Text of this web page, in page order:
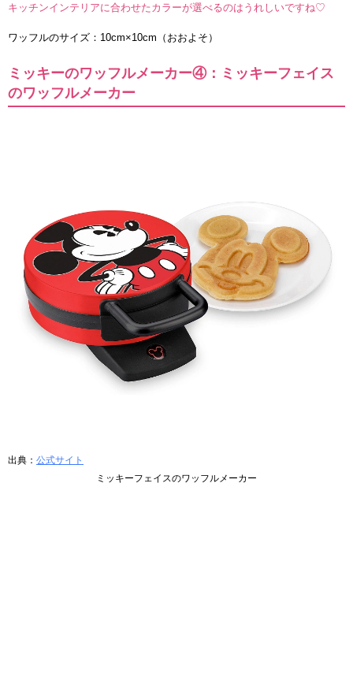
キッチンインテリアに合わせたカラーが選べるのはうれしいですね♡
ワッフルのサイズ：10cm×10cm（おおよそ）
ミッキーのワッフルメーカー④：ミッキーフェイス
のワッフルメーカー
出典： 公式サイト
ミッキーフェイスのワッフルメーカー